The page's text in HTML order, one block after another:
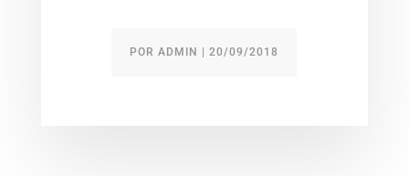
PORADMIN |20/09/2018